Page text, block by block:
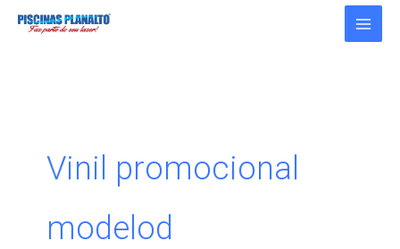
Vinil promocional
modelod